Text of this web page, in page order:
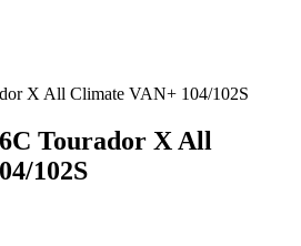
X All Climate VAN+ 104/102S
Tourador X All
102S